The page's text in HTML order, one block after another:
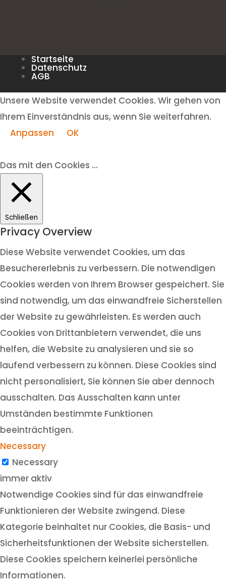
Startseite
Datenschutz
AGB
Unsere Website verwendet Cookies. Wir gehen von
Ihrem Einverständnis aus, wenn Sie weiterfahren.
Anpassen
OK
Das mit den Cookies ...
Schließen
Privacy Overview
Diese Website verwendet Cookies, um das
Besuchererlebnis zu verbessern. Die notwendigen
Cookies werden von Ihrem Browser gespeichert. Sie
sind notwendig, um das einwandfreie Sicherstellen
der Website zu gewährleisten. Es werden auch
Cookies von Drittanbietern verwendet, die uns
helfen, die Website zu analysieren und sie so
laufend verbessern zu können. Diese Cookies sind
nicht personalisiert, Sie können Sie aber dennoch
ausschalten. Das Ausschalten kann unter
Umständen bestimmte Funktionen
beeinträchtigen.
Necessary
Necessary
immer aktiv
Notwendige Cookies sind für das einwandfreie
Funktionieren der Website zwingend. Diese
Kategorie beinhaltet nur Cookies, die Basis- und
Sicherheitsfunktionen der Website sicherstellen.
Diese Cookies speichern keinerlei persönliche
Informationen.